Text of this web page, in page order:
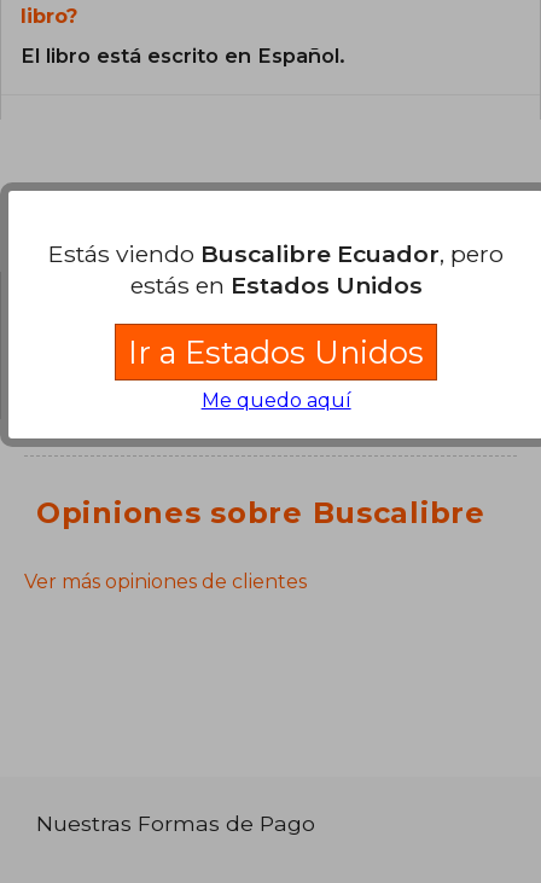
libro?
El libro está escrito en Español.
¿Tienes una pregunta sobre el libro?Inicia
para poder agregar tu propia pregunta.
Opiniones sobre Buscalibre
Ver más opiniones de clientes
Nuestras Formas de Pago
Estás viendo Buscalibre Ecuador, pero
estás en Estados Unidos
Ir a Estados Unidos
Me quedo aquí